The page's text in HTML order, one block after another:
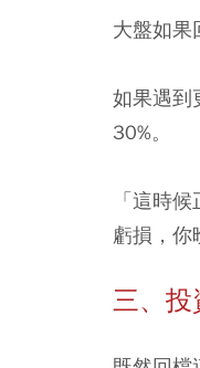
大盤如果
如果遇到
30%。
「這時
虧損，你
三、投